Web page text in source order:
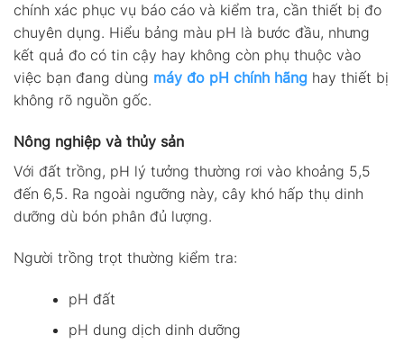
chính xác phục vụ báo cáo và kiểm tra, cần thiết bị đo
chuyên dụng. Hiểu bảng màu pH là bước đầu, nhưng
kết quả đo có tin cậy hay không còn phụ thuộc vào
việc bạn đang dùng máy đo pH chính hãng hay thiết bị
không rõ nguồn gốc.
Nông nghiệp và thủy sản
Với đất trồng, pH lý tưởng thường rơi vào khoảng 5,5
đến 6,5. Ra ngoài ngưỡng này, cây khó hấp thụ dinh
dưỡng dù bón phân đủ lượng.
Người trồng trọt thường kiểm tra:
pH đất
pH dung dịch dinh dưỡng